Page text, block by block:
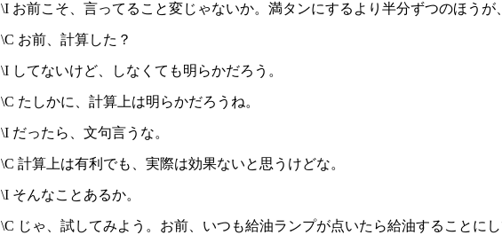
\I お前こそ、言ってること変じゃないか。満タンにするより半分ずつのほう
\C お前、計算した？
\I してないけど、しなくても明らかだろう。
\C たしかに、計算上は明らかだろうね。
\I だったら、文句言うな。
\C 計算上は有利でも、実際は効果ないと思うけどな。
\I そんなことあるか。
\C じゃ、試してみよう。お前、いつも給油ランプが点いたら給油することにし